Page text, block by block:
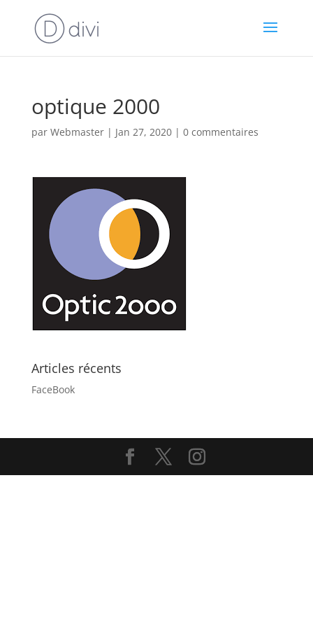
optique 2000
par Webmaster| Jan 27, 2020| 0 commentaires
Articles récents
FaceBook